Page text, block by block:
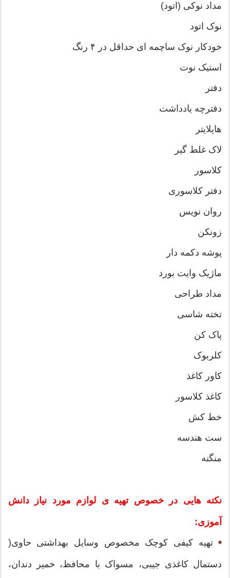
مداد نوکی (اتود)
نوک اتود
خودکار نوک ساچمه ای حداقل در ۴ رنگ
استیک نوت
دفتر
دفترچه يادداشت
هایلایتر
لاک غلط گیر
کلاسور
دفتر کلاسوری
روان نویس
زونکن
پوشه دکمه دار
ماژیک وایت بورد
مداد طراحی
تخته شاسی
پاک کن
کلربوک
کاور کاغذ
کاغذ کلاسور
خط کش
ست هندسه
منگنه
نکته هایی در خصوص تهیه ی لوازم مورد نیاز دانش
آموزی:
*تهیه کیفی کوچک مخصوص وسایل بهداشتی حاوی(
دستمال کاغذی جیبی، مسواک با محافظ، خمیر دندان،